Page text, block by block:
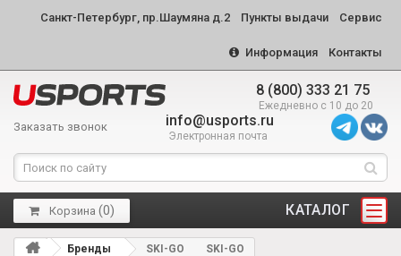
Санкт-Петербург, пр.Шаумяна д.2 Пункты выдачи Сервис
Информация Контакты
8 (800) 333 21 75
Ежедневно с 10 до 20
Заказать звонок info@usports.ru
Электронная почта
КАТАЛОГ
Корзина (0)
Бренды SKI-GO SKI-GO